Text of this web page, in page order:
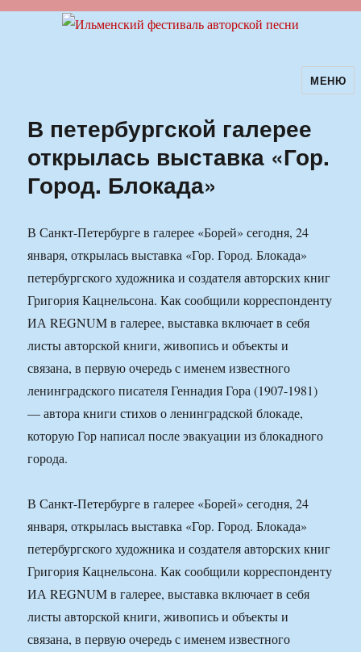
Ильменский фестиваль авторскойМЕНЮ
В петербургской галерее
открылась выставка «Гор.
Город. Блокада»
В Санкт-Петербурге в галерее «Борей» сегодня, 24
января, открылась выставка «Гор. Город. Блокада»
петербургского художника и создателя авторских книг
Григория Кацнельсона. Как сообщили корреспонденту
ИА REGNUM в галерее, выставка включает в себя
листы авторской книги, живопись и объекты и
связана, в первую очередь с именем известного
ленинградского писателя Геннадия Гора (1907-1981)
— автора книги стихов о ленинградской блокаде,
которую Гор написал после эвакуации из блокадного
города.
В Санкт-Петербурге в галерее «Борей» сегодня, 24
января, открылась выставка «Гор. Город. Блокада»
петербургского художника и создателя авторских книг
Григория Кацнельсона. Как сообщили корреспонденту
ИА REGNUM в галерее, выставка включает в себя
листы авторской книги, живопись и объекты и
связана, в первую очередь с именем известного